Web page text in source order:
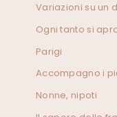
Variazioni su un
Ogni tanto si
Parigi
Accompagno i
Nonne, nipoti